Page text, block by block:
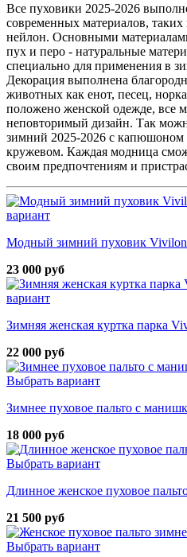
Все пуховики 2025-2026
современных материалов, таких
нейлон. Основными
пух и перо - натуральные
специально для применения в
Декорация выполнена
животных как енот, песец,
положено женской одежде, все
неповторимый дизайн. Так
зимний 2025-2026 с капюшоном
кружевом. Каждая модница
своим предпочтениям и
вариант
Модный зимний пуховик
23 000 руб
вариант
Зимняя женская куртка парка
22 000 руб
Выбрать вариант
Зимнее пуховое пальто с
18 000 руб
Выбрать вариант
Длинное женское пуховое
21 500 руб
Выбрать вариант